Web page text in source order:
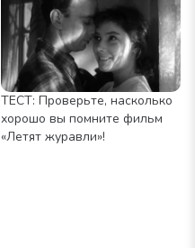
ТЕСТ: Проверьте, насколько
хорошо вы помните фильм
«Летят журавли»!